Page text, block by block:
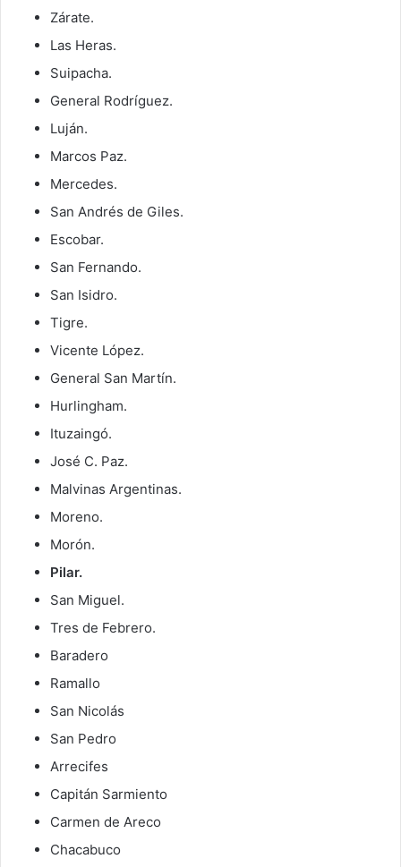
Zárate.
Las Heras.
Suipacha.
General Rodríguez.
Luján.
Marcos Paz.
Mercedes.
San Andrés de Giles.
Escobar.
San Fernando.
San Isidro.
Tigre.
Vicente López.
General San Martín.
Hurlingham.
Ituzaingó.
José C. Paz.
Malvinas Argentinas.
Moreno.
Morón.
Pilar.
San Miguel.
Tres de Febrero.
Baradero
Ramallo
San Nicolás
San Pedro
Arrecifes
Capitán Sarmiento
Carmen de Areco
Chacabuco